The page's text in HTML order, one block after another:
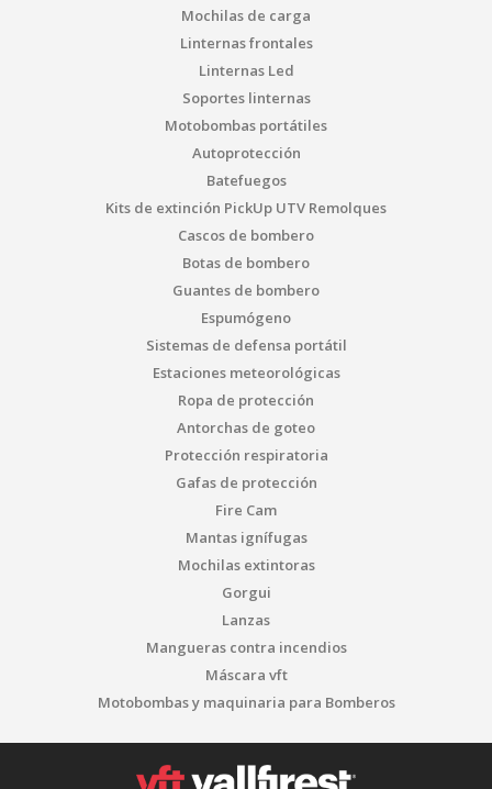
Mochilas de carga
Linternas frontales
Linternas Led
Soportes linternas
Motobombas portátiles
Autoprotección
Batefuegos
Kits de extinción PickUp UTV Remolques
Cascos de bombero
Botas de bombero
Guantes de bombero
Espumógeno
Sistemas de defensa portátil
Estaciones meteorológicas
Ropa de protección
Antorchas de goteo
Protección respiratoria
Gafas de protección
Fire Cam
Mantas ignífugas
Mochilas extintoras
Gorgui
Lanzas
Mangueras contra incendios
Máscara vft
Motobombas y maquinaria para Bomberos